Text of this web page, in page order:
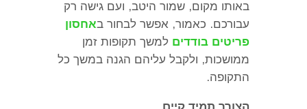
באותו מקום, שמור היטב, ועם גישה רק
עבורכם. כאמור, אפשר לבחור באחסון
פריטים בודדים למשך תקופות זמן
ממושכות, ולקבל עליהם הגנה במשך כל
התקופה.